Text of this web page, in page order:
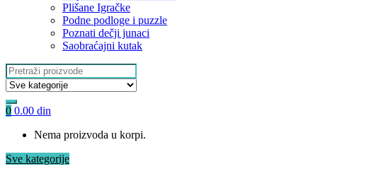
Plišane Igračke
Podne podloge i puzzle
Poznati dečji junaci
Saobraćajni kutak
Search
for:
0 0.00 din
Nema proizvoda u korpi.
Sve kategorije